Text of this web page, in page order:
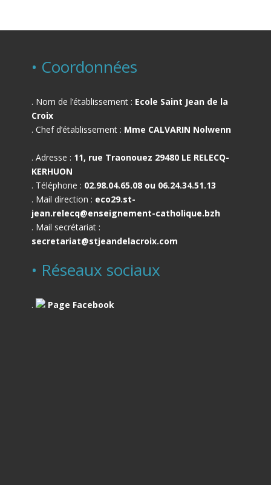
• Coordonnées
. Nom de l’établissement : Ecole Saint Jean de la
Croix
. Chef d’établissement : Mme CALVARIN Nolwenn
. Adresse : 11, rue Traonouez 29480 LE RELECQ-
KERHUON
. Téléphone : 02.98.04.65.08 ou 06.24.34.51.13
. Mail direction : eco29.st-
jean.relecq@enseignement-catholique.bzh
. Mail secrétariat :
secretariat@stjeandelacroix.com
• Réseaux sociaux
. Page Facebook